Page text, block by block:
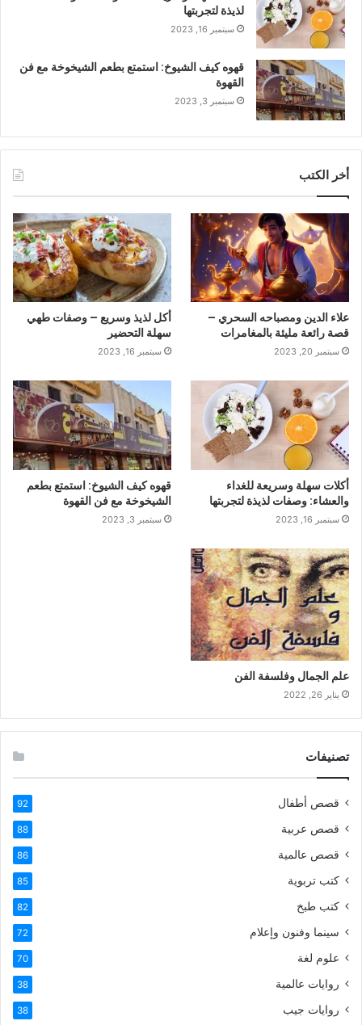
لذيذة لتجربتها
سبتمبر 16, 2023
قهوه كيف الشيوخ: استمتع بطعم الشيخوخة مع فن
القهوة
سبتمبر 3, 2023
أخر الكتب
علاء الدين ومصباحه السحري –
قصة رائعة مليئة بالمغامرات
سبتمبر 20, 2023
أكل لذيذ وسريع – وصفات طهي
سهلة التحضير
سبتمبر 16, 2023
أكلات سهلة وسريعة للغداء
والعشاء: وصفات لذيذة لتجربتها
سبتمبر 16, 2023
قهوه كيف الشيوخ: استمتع بطعم
الشيخوخة مع فن القهوة
سبتمبر 3, 2023
علم الجمال وفلسفة الفن
يناير 26, 2022
تصنيفات
قصص أطفال 92
قصص عربية 88
قصص عالمية 86
كتب تربوية 85
كتب طبخ 82
سينما وفنون وإعلام 72
علوم لغة 70
روايات عالمية 38
روايات جيب 38